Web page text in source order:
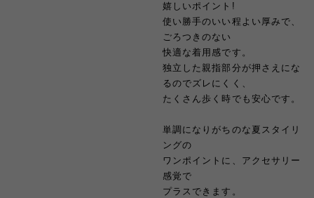
嬉しいポイント!
使い勝手のいい程よい厚みで、
ごろつきのない
快適な着用感です。
独立した親指部分が押さえにな
るのでズレにくく、
たくさん歩く時でも安心です。
単調になりがちのな夏スタイリ
ングの
ワンポイントに、アクセサリー
感覚で
プラスできます。